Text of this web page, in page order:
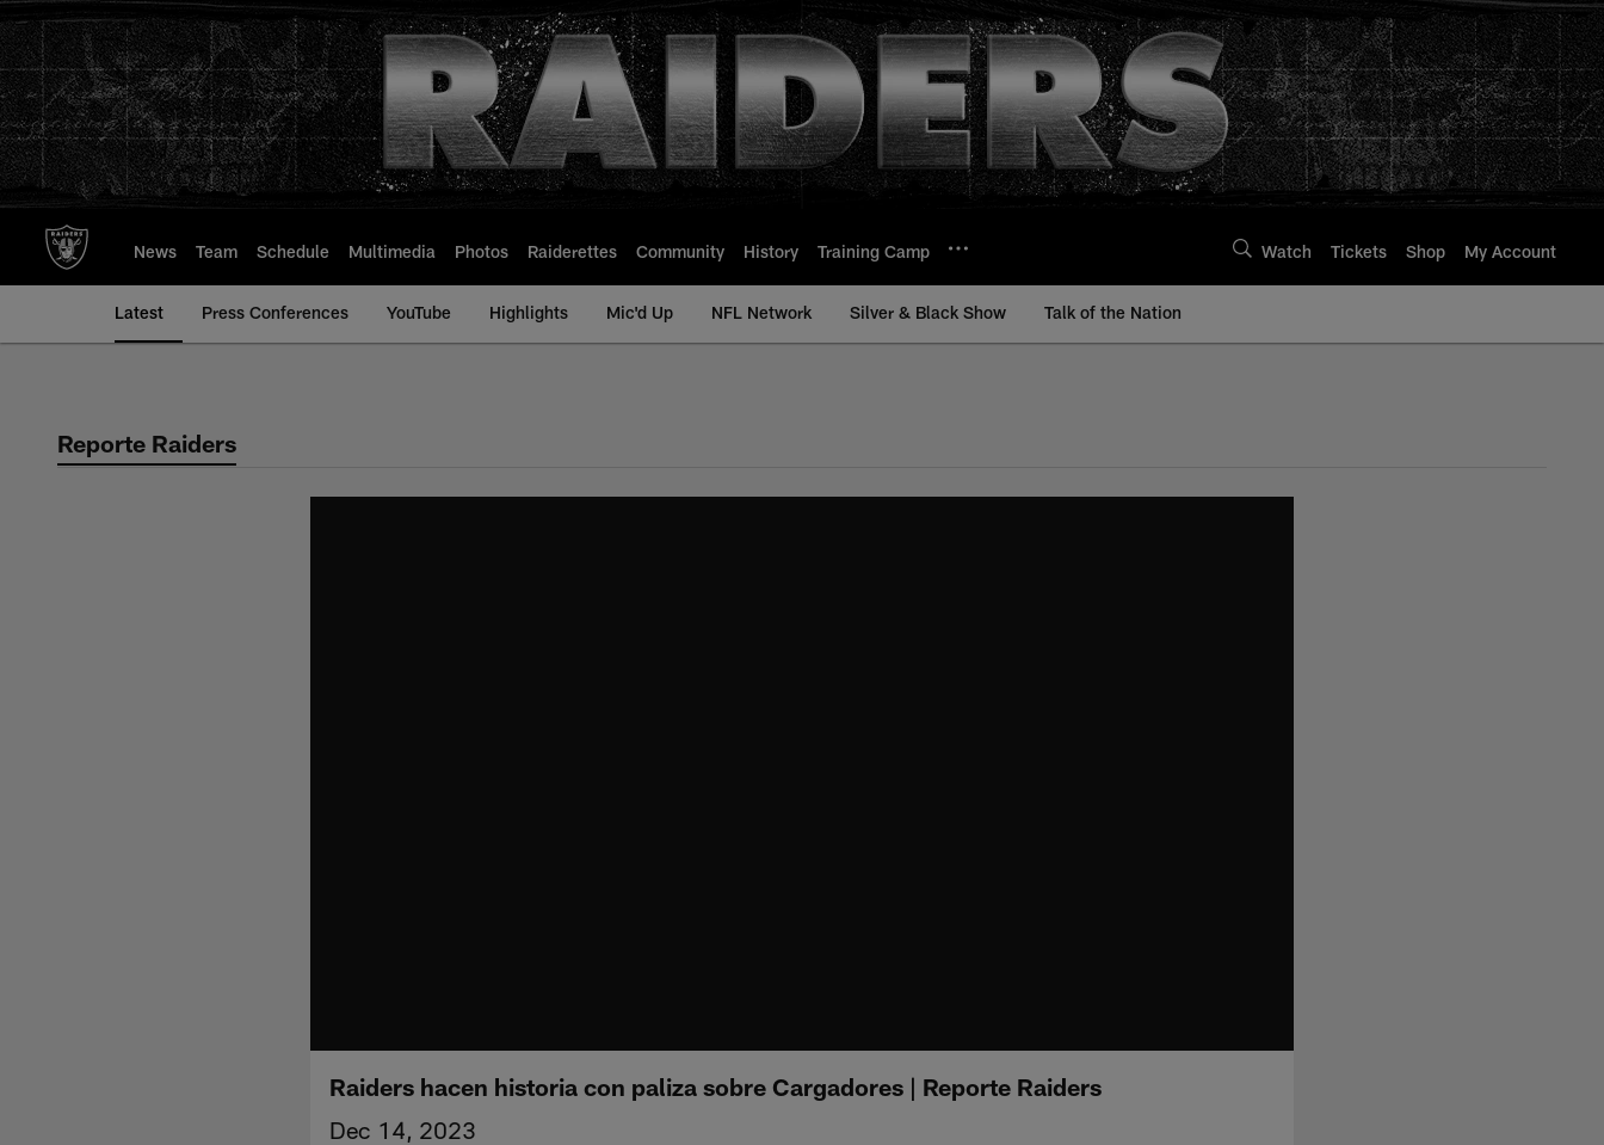
to
main
content
News Team Schedule Multimedia Photos Raiderettes Community History Training Camp Watch Tickets Shop My Account
Latest Press Conferences YouTube Highlights Mic'd Up NFL Network Silver & Black Show Talk of the Nation
Reporte Raiders
Raiders hacen historia con paliza sobre Cargadores | Reporte Raiders
Dec 14, 2023